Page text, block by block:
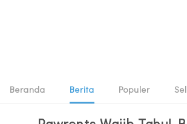
Beranda Berita Populer